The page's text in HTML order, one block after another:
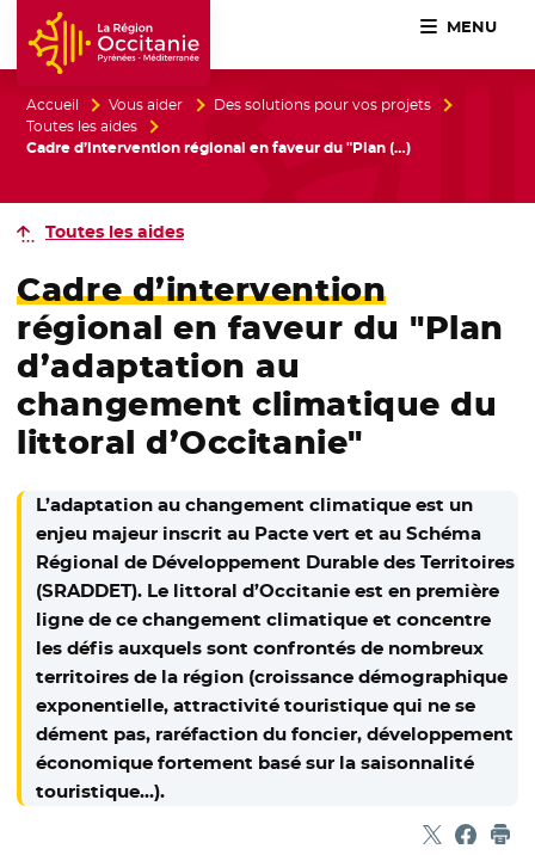
Accueil Région Occitanie / Pyrénées-Méditerranée
MENU
Accueil Vous aider
Des solutions pour vos projets
Toutes les aides
Cadre d’intervention régional en faveur du "Plan (…)
Toutes les aides
Cadre d’intervention
régional en faveur du "Plan
d’adaptation au
changement climatique du
littoral d’Occitanie"
L’adaptation au changement climatique est un
enjeu majeur inscrit au Pacte vert et au Schéma
Régional de Développement Durable des Territoires
(SRADDET). Le littoral d’Occitanie est en première
ligne de ce changement climatique et concentre
les défis auxquels sont confrontés de nombreux
territoires de la région (croissance démographique
exponentielle, attractivité touristique qui ne se
dément pas, raréfaction du foncier, développement
économique fortement basé sur la saisonnalité
touristique…).
Partager
- Nouvelle
-